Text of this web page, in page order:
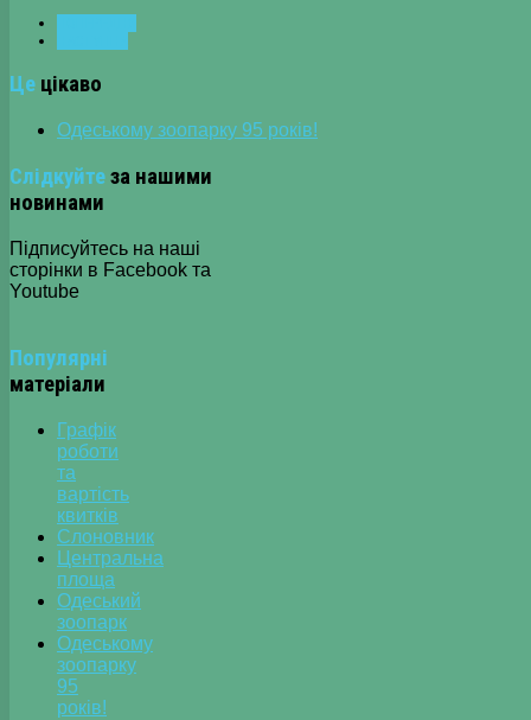
Це цікаво
Одеському зоопарку 95 років!
Слідкуйтеза нашими
новинами
Підписуйтесь на наші
сторінки в Facebook та
Youtube
Популярні
матеріали
Графік
роботи
та
вартість
квитків
Слоновник
Центральна
площа
Одеський
зоопарк
Одеському
зоопарку
95
років!